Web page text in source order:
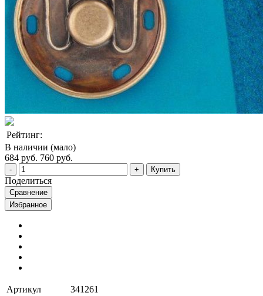
Рейтинг:
В наличии (мало)
684 руб. 760 руб.
Купить
Поделиться
Сравнение
Избранное
Артикул
341261